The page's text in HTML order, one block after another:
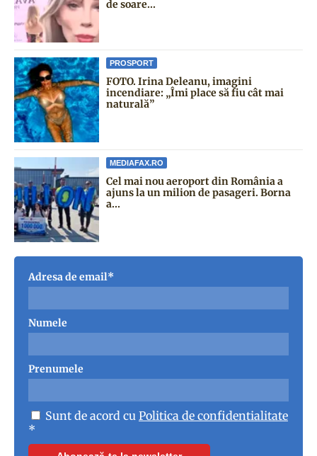
de soare...
PROSPORT
FOTO. Irina Deleanu, imagini
incendiare: „Îmi place să fiu cât mai
naturală”
MEDIAFAX.RO
Cel mai nou aeroport din România a
ajuns la un milion de pasageri. Borna
a...
Adresa de email*
Numele
Prenumele
Sunt de acord cu Politica de confidentialitate
*